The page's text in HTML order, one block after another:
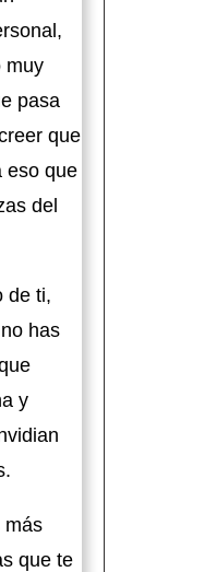
muy
pasa
que
eso que
del
de ti,
has
y
más
que te